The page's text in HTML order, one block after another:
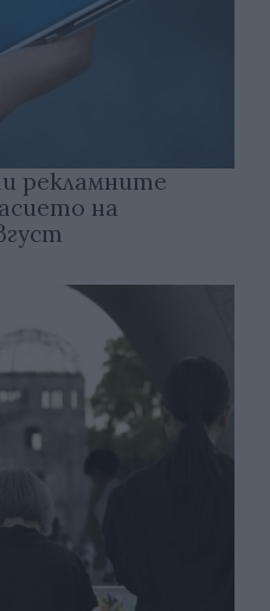
рекламните
на